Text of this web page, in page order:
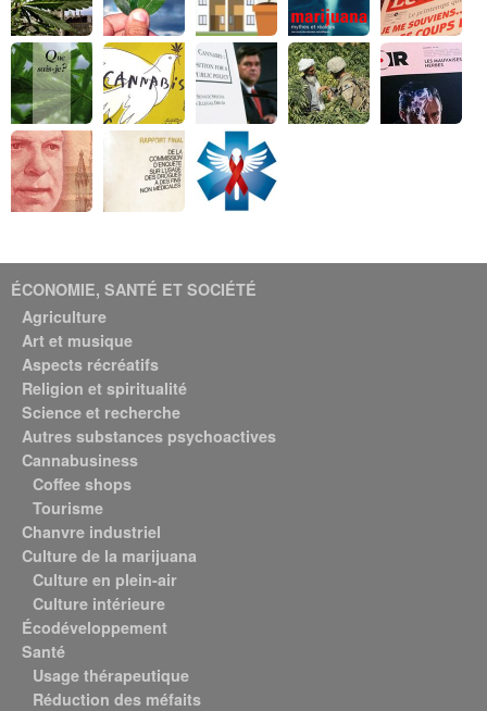
ÉCONOMIE, SANTÉ ET SOCIÉTÉ
Agriculture
Art et musique
Aspects récréatifs
Religion et spiritualité
Science et recherche
Autres substances psychoactives
Cannabusiness
Coffee shops
Tourisme
Chanvre industriel
Culture de la marijuana
Culture en plein-air
Culture intérieure
Écodéveloppement
Santé
Usage thérapeutique
Réduction des méfaits